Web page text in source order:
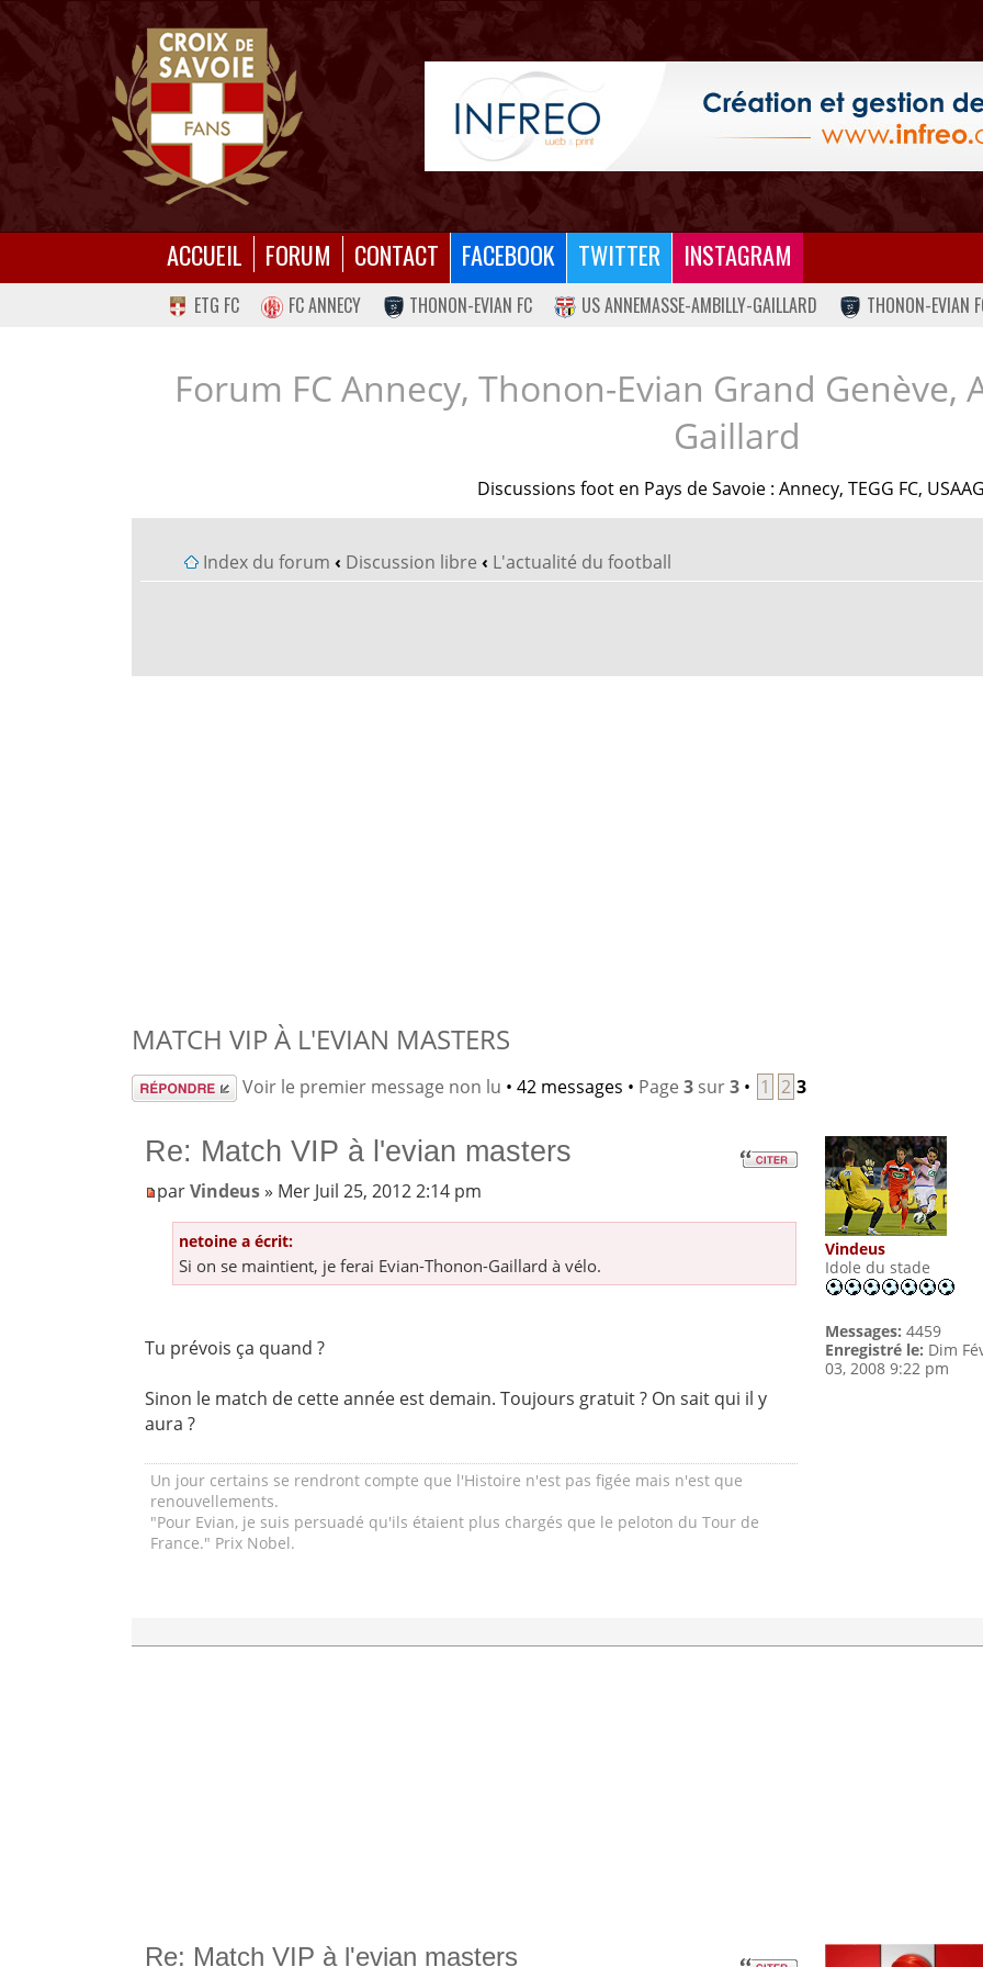
ACCUEIL FORUM CONTACT FACEBOOK TWITTER INSTAGRAM
ETG FC FC ANNECY THONON-EVIAN FC US ANNEMASSE-AMBILLY-GAILLARD THONON-EVIAN
Forum FC Annecy, Thonon-Evian Grand Genève,
Gaillard
Discussions foot en Pays de Savoie : Annecy, TEGG FC,
Index du forum ‹ Discussion libre ‹ L'actualité du football
MATCH VIP À L'EVIAN MASTERS
Répondre Voir le premier message non lu • 42 messages • Page 3sur3• 1 2 3
Re: Match VIP à l'evian masters
parVindeus» Mer Juil 25, 2012 2:14 pm
netoine a écrit:
Si on se maintient, je ferai Evian-Thonon-Gaillard à vélo.
Tu prévois ça quand ?
Sinon le match de cette année est demain. Toujours gratuit ? On sait qui il y
aura ?
Un jour certains se rendront compte que l'Histoire n'est pas figée mais n'est que
renouvellements.
"Pour Evian, je suis persuadé qu'ils étaient plus chargés que le peloton du Tour de
France." Prix Nobel.
Vindeus
Idole du stade
Messages: 4459
Enregistré le: Dim
03, 2008 9:22 pm
Re: Match VIP à l'evian masters